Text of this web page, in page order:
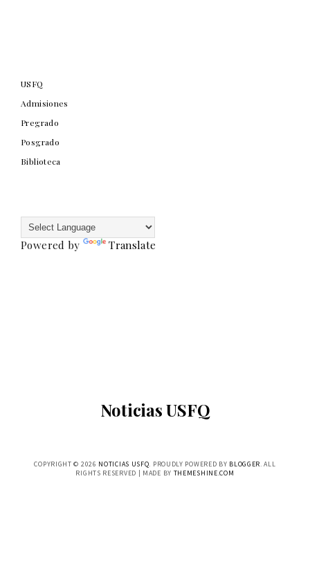
USFQ
Admisiones
Pregrado
Posgrado
Biblioteca
Powered by Translate
Noticias USFQ
COPYRIGHT © 2026 NOTICIAS USFQ. PROUDLY POWERED BY BLOGGER. ALL
RIGHTS RESERVED | MADE BY THEMESHINE.COM